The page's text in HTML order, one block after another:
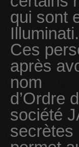
qui sont
Illuminati.
Ces
après
nom
d’Ordre
société
secrètes